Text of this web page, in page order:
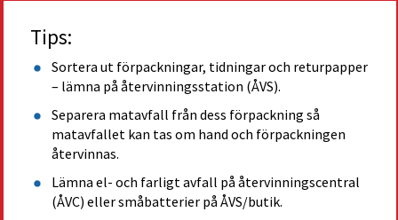
Tips:
Sortera ut förpackningar, tidningar och returpapper
– lämna på återvinningsstation (ÅVS).
Separera matavfall från dess förpackning så
matavfallet kan tas om hand och förpackningen
återvinnas.
Lämna el- och farligt avfall på återvinningscentral
(ÅVC) eller småbatterier på ÅVS/butik.